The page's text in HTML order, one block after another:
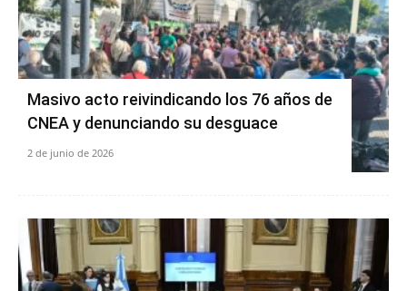
Masivo acto reivindicando los 76 años de
CNEA y denunciando su desguace
2 de junio de 2026